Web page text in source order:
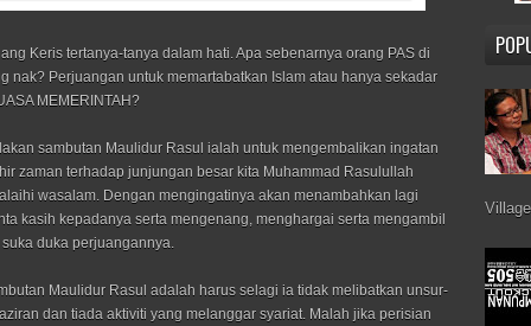
Keris tertanya-tanya dalam hati. Apa sebenarnya orang PAS di
nak? Perjuangan untuk memartabatkan Islam atau hanya sekadar
MEMERINTAH?
sambutan Maulidur Rasul ialah untuk mengembalikan ingatan
zaman terhadap junjungan besar kita Muhammad Rasulullah
wasalam. Dengan mengingatinya akan menambahkan lagi
kasih kepadanya serta mengenang, menghargai serta mengambil
duka perjuangannya.
Maulidur Rasul adalah harus selagi ia tidak melibatkan unsur-
dan tiada aktiviti yang melanggar syariat. Malah jika perisian